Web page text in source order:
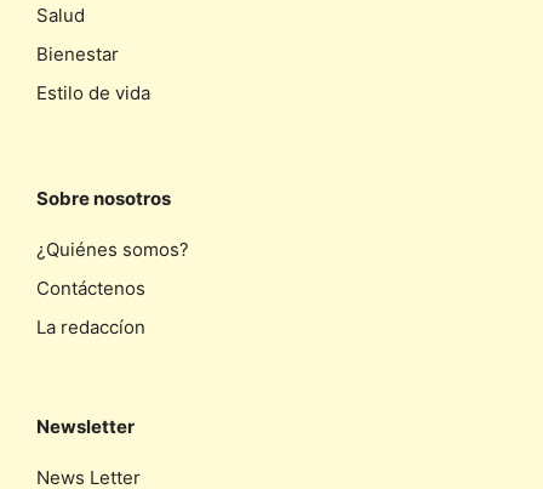
Salud
Bienestar
Estilo de vida
Sobre nosotros
¿Quiénes somos?
Contáctenos
La redaccíon
Newsletter
News Letter